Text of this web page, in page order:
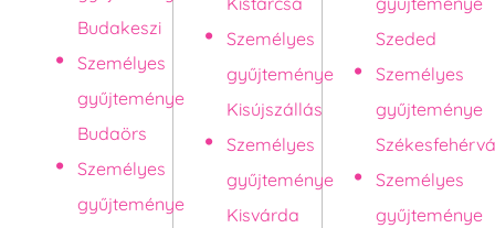
Budakeszi
Személyes
gyűjteménye
Budaörs
Személyes
gyűjteménye
Személyes
gyűjteménye
Kisújszállás
Személyes
gyűjteménye
Kisvárda
Szeded
Személyes
gyűjteménye
Személyes
gyűjteménye